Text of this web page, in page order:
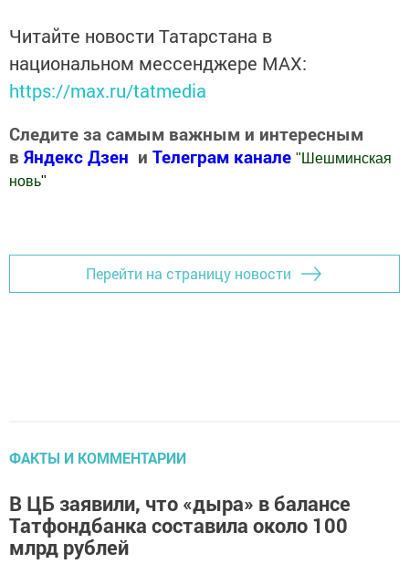
Читайте новости Татарстана в
национальном мессенджере MАХ:
https://max.ru/tatmedia
Следите за самым важным и интересным
в Яндекс Дзен и Телеграм канале " Шешминская
новь"
Перейти на страницу новости
ФАКТЫ И КОММЕНТАРИИ
В ЦБ заявили, что «дыра» в балансе
Татфондбанка составила около 100
млрд рублей